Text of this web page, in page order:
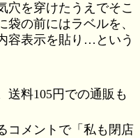
穴を穿けたうえでそこ
の前にはラベルを、
容表示を貼り…という
送料105円での通販も
コメントで「私も閉店